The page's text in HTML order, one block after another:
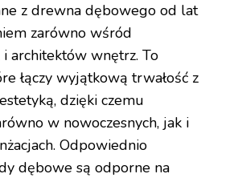
z drewna dębowego od lat
zarówno wśród
architektów wnętrz. To
łączy wyjątkową trwałość z
dzięki czemu
w nowoczesnych, jak i
Odpowiednio
dębowe są odporne na